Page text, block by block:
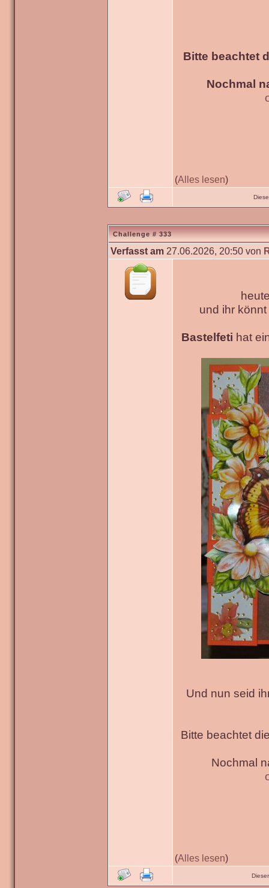
Bitte beachtet
Nochmal
(Alles lesen)
Challenge # 333
Verfasst am 27.06.2026, 20:50 von
und ihr
Bastelfeti hat
Und nun seid
Bitte beachtet
Nochmal
(Alles lesen)